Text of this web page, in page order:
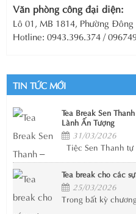
Văn phòng công đại diện:
Lô 01, MB 1814, Phường Đông
Hotline: 0943.396.374 /
TIN TỨC MỚI
Tea Break Sen
Lành Ấn Tượng
31/03/2026
Tiệc Sen Thanh
Tea break cho các
25/03/2026
Trong bất kỳ